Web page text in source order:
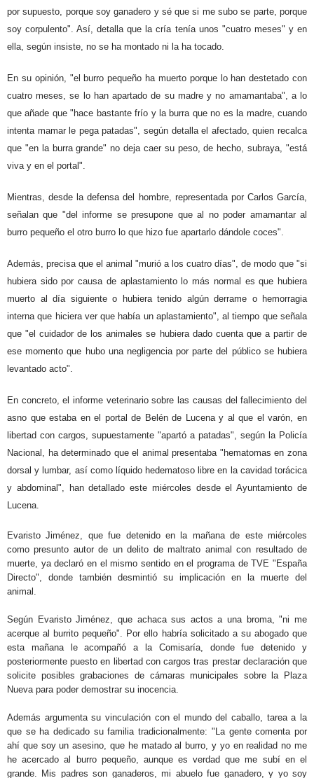
por supuesto, porque soy ganadero y sé que si me subo se parte, porque
soy corpulento". Así, detalla que la cría tenía unos "cuatro meses" y en
ella, según insiste, no se ha montado ni la ha tocado.
En su opinión, "el burro pequeño ha muerto porque lo han destetado con
cuatro meses, se lo han apartado de su madre y no amamantaba", a lo
que añade que "hace bastante frío y la burra que no es la madre, cuando
intenta mamar le pega patadas", según detalla el afectado, quien recalca
que "en la burra grande" no deja caer su peso, de hecho, subraya, "está
viva y en el portal".
Mientras, desde la defensa del hombre, representada por Carlos García,
señalan que "del informe se presupone que al no poder amamantar al
burro pequeño el otro burro lo que hizo fue apartarlo dándole coces".
Además, precisa que el animal "murió a los cuatro días", de modo que "si
hubiera sido por causa de aplastamiento lo más normal es que hubiera
muerto al día siguiente o hubiera tenido algún derrame o hemorragia
interna que hiciera ver que había un aplastamiento", al tiempo que señala
que "el cuidador de los animales se hubiera dado cuenta que a partir de
ese momento que hubo una negligencia por parte del público se hubiera
levantado acto".
En concreto, el informe veterinario sobre las causas del fallecimiento del
asno que estaba en el portal de Belén de Lucena y al que el varón, en
libertad con cargos, supuestamente "apartó a patadas", según la Policía
Nacional, ha determinado que el animal presentaba "hematomas en zona
dorsal y lumbar, así como líquido hedematoso libre en la cavidad torácica
y abdominal", han detallado este miércoles desde el Ayuntamiento de
Lucena.
Evaristo Jiménez, que fue detenido en la mañana de este miércoles
como presunto autor de un delito de maltrato animal con resultado de
muerte, ya declaró en el mismo sentido en el programa de TVE "España
Directo", donde también desmintió su implicación en la muerte del
animal.
Según Evaristo Jiménez, que achaca sus actos a una broma, "ni me
acerque al burrito pequeño". Por ello habría solicitado a su abogado que
esta mañana le acompañó a la Comisaría, donde fue detenido y
posteriormente puesto en libertad con cargos tras prestar declaración que
solicite posibles grabaciones de cámaras municipales sobre la Plaza
Nueva para poder demostrar su inocencia.
Además argumenta su vinculación con el mundo del caballo, tarea a la
que se ha dedicado su familia tradicionalmente: "La gente comenta por
ahí que soy un asesino, que he matado al burro, y yo en realidad no me
he acercado al burro pequeño, aunque es verdad que me subí en el
grande. Mis padres son ganaderos, mi abuelo fue ganadero, y yo soy